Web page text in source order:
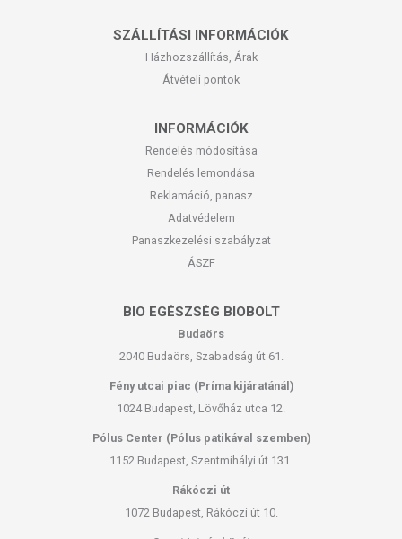
SZÁLLÍTÁSI INFORMÁCIÓK
Házhozszállítás, Árak
Átvételi pontok
INFORMÁCIÓK
Rendelés módosítása
Rendelés lemondása
Reklamáció, panasz
Adatvédelem
Panaszkezelési szabályzat
ÁSZF
BIO EGÉSZSÉG BIOBOLT
Budaörs
2040 Budaörs, Szabadság út 61.
Fény utcai piac (Príma kijáratánál)
1024 Budapest, Lövőház utca 12.
Pólus Center (Pólus patikával szemben)
1152 Budapest, Szentmihályi út 131.
Rákóczi út
1072 Budapest, Rákóczi út 10.